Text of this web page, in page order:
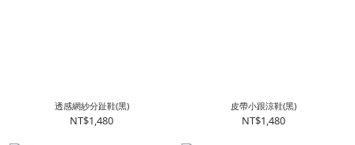
透感網紗分趾鞋(黑)
NT$1,480
皮帶小跟涼鞋(黑)
NT$1,480